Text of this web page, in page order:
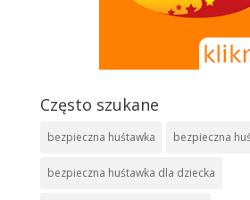
Często szukane
bezpieczna huśtawka bezpieczna
bezpieczna huśtawka dla dziecka